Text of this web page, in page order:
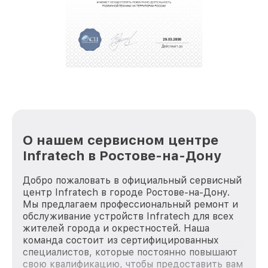
полной сохранности и бесплатно.
положительные отзывы и обрели отличную
репутацию. Мы постоянно совершенствуемся и
О нашем сервисном центре
Infratech в Ростове-на-Дону
Добро пожаловать в официальный сервисный
центр Infratech в городе Ростове-на-Дону.
Мы предлагаем профессиональный ремонт и
обслуживание устройств Infratech для всех
жителей города и окрестностей. Наша
команда состоит из сертифицированных
специалистов, которые постоянно повышают
свою квалификацию, чтобы предоставить вам